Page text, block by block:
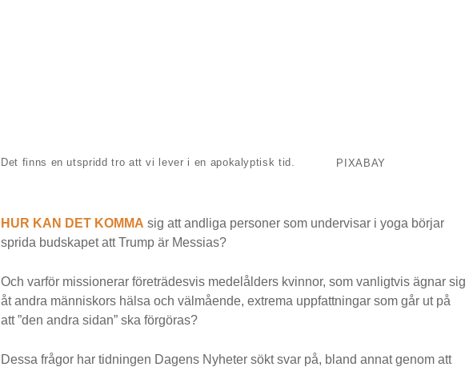
Det finns en utspridd tro att vi lever i en apokalyptisk tid. PIXABAY
HUR KAN DET KOMMA sig att andliga personer som undervisar i yoga börjar
sprida budskapet att Trump är Messias?
Och varför missionerar företrädesvis medelålders kvinnor, som vanligtvis ägnar sig
åt andra människors hälsa och välmående, extrema uppfattningar som går ut på
att ”den andra sidan” ska förgöras?
Dessa frågor har tidningen Dagens Nyheter sökt svar på, bland annat genom att